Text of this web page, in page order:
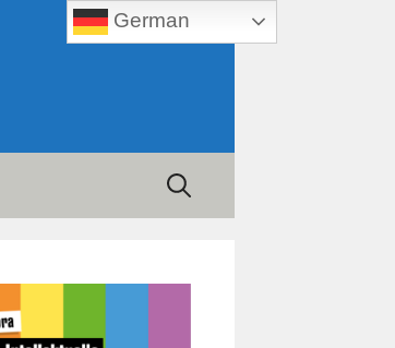
German